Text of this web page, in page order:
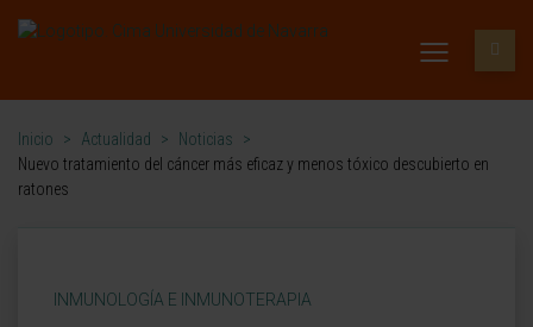
Inicio > Actualidad > Noticias
>
Nuevo tratamiento del cáncer más eficaz y menos tóxico descubierto en
ratones
INMUNOLOGÍA E INMUNOTERAPIA